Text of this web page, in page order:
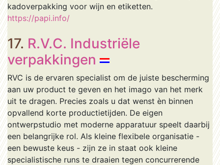
kadoverpakking voor wijn en etiketten.
https://papi.info/
17. R.V.C. Industriële
verpakkingen
RVC is de ervaren specialist om de juiste bescherming
aan uw product te geven en het imago van het merk
uit te dragen. Precies zoals u dat wenst èn binnen
opvallend korte productietijden. De eigen
ontwerpstudio met moderne apparatuur speelt daarbij
een belangrijke rol. Als kleine flexibele organisatie -
een bewuste keus - zijn ze in staat ook kleine
specialistische runs te draaien tegen concurrerende